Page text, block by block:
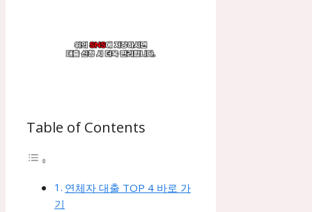
Table of Contents
연체자 대출 TOP 4 바로 가
기